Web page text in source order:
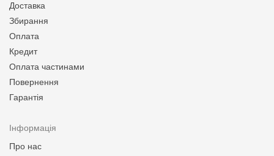
Доставка
Збирання
Оплата
Кредит
Оплата частинами
Повернення
Гарантія
Інформація
Про нас